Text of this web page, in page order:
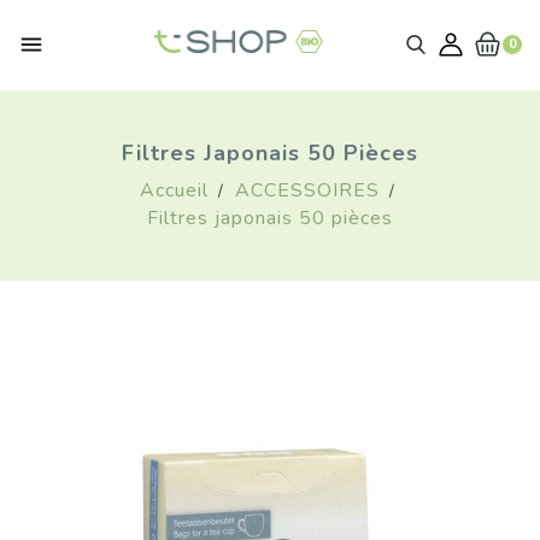
0

Filtres Japonais 50 Pièces
Accueil
ACCESSOIRES
Filtres japonais 50 pièces